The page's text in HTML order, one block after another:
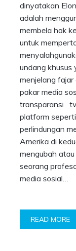
dinyatakan
adalah
membela hak
untuk
undang
menjelang fajar
pakar media
transparansi
platform
perlindungan
Amerika di
mengubah
seorang
media sosial…
READ MORE